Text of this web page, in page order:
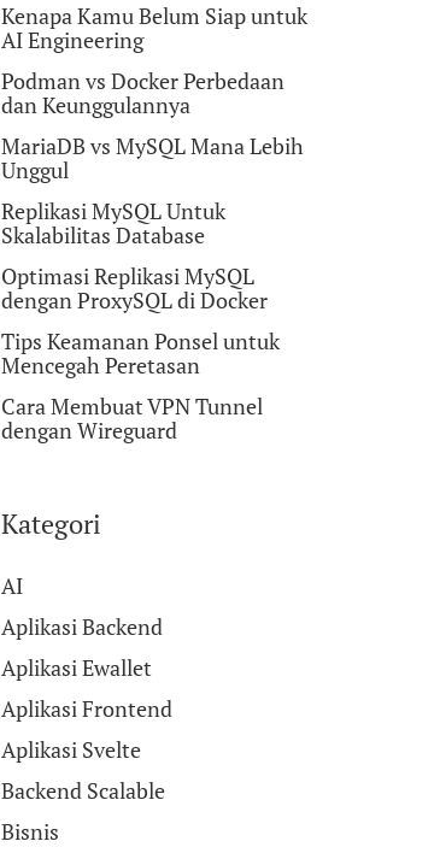
Kenapa Kamu Belum Siap untuk
AI Engineering
Podman vs Docker Perbedaan
dan Keunggulannya
MariaDB vs MySQL Mana Lebih
Unggul
Replikasi MySQL Untuk
Skalabilitas Database
Optimasi Replikasi MySQL
dengan ProxySQL di Docker
Tips Keamanan Ponsel untuk
Mencegah Peretasan
Cara Membuat VPN Tunnel
dengan Wireguard
Kategori
AI
Aplikasi Backend
Aplikasi Ewallet
Aplikasi Frontend
Aplikasi Svelte
Backend Scalable
Bisnis